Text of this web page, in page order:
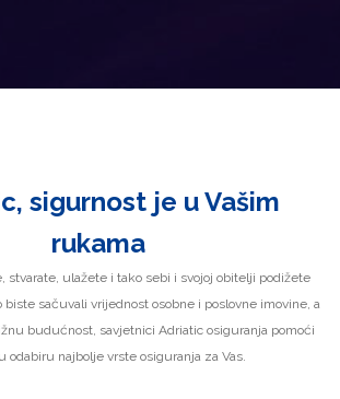
sigurnost je u Vašim
rukama
stvarate, ulažete i tako sebi i svojoj obitelji podižete
biste sačuvali vrijednost osobne i poslovne imovine, a
budućnost, savjetnici Adriatic osiguranja pomoći
odabiru najbolje vrste osiguranja za Vas.